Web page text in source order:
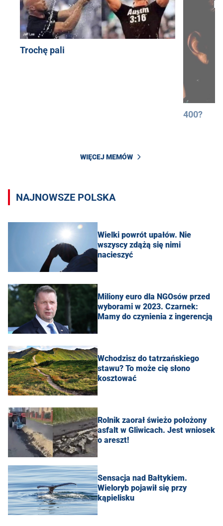
Trochę pali
400?
WIĘCEJ MEMÓW
NAJNOWSZE POLSKA
Wielki powrót upałów. Nie
wszyscy zdążą się nimi
nacieszyć
Miliony euro dla NGOsów przed
wyborami w 2023. Czarnek:
Mamy do czynienia z ingerencją
Wchodzisz do tatrzańskiego
stawu? To może cię słono
kosztować
Rolnik zaorał świeżo położony
asfalt w Gliwicach. Jest wniosek
o areszt!
Sensacja nad Bałtykiem.
Wieloryb pojawił się przy
kąpielisku